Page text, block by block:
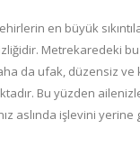
en büyük
Metrekaredeki bu
da ufak, düzensiz ve
Bu yüzden
aslında işlevini